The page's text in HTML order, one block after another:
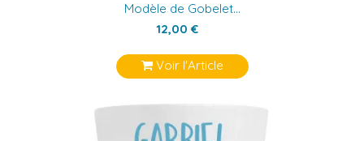
Modèle de Gobelet...
12,00 €
Voir l'Article